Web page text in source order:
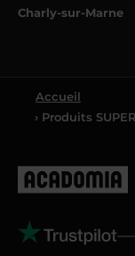
Charly-sur-Marne
Accueil
› Produits